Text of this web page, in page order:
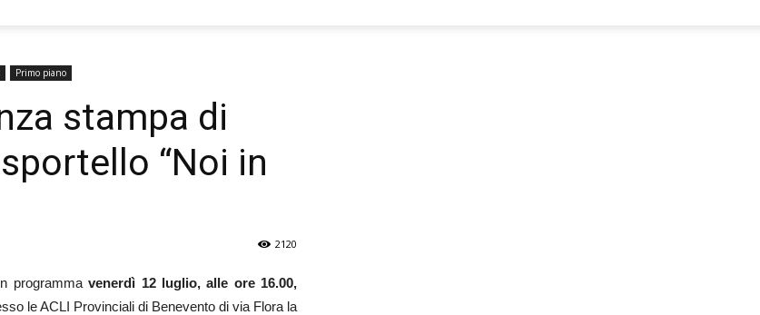
Primo piano
stampa di
“Noi in
2120
programmavenerdì 12 luglio, alle ore 16.00,
le ACLI Provinciali di Benevento di via Flora la